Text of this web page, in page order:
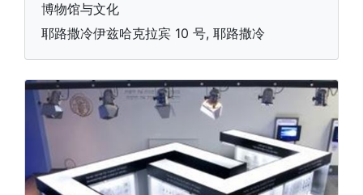
博物馆与文化
耶路撒冷伊兹哈克拉宾 10 号, 耶路撒冷